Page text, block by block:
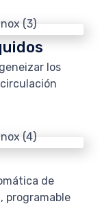
los
de
programable